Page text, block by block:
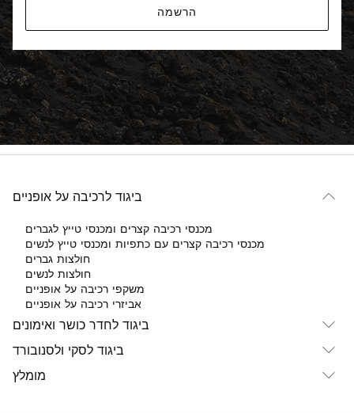
הרשמה
ביגוד לרכיבה על אופניים
מכנסי רכיבה קצרים ומכנסי טייץ לגברים
מכנסי רכיבה קצרים עם כתפיות ומכנסי טייץ לנשים
חולצות גברים
חולצות לנשים
משקפי רכיבה על אופניים
אביזרי רכיבה על אופניים
ביגוד לחדר כושר ואימונים
ביגוד לסקי ולסנובורד
מומלץ